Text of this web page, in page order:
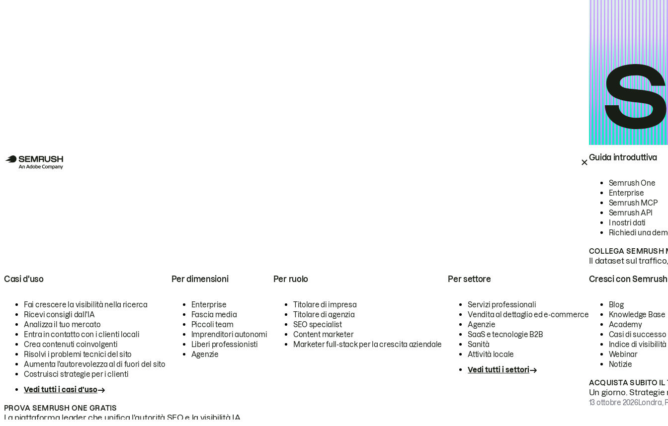
Guida introduttiva
Semrush One
Enterprise
Semrush MCP
Semrush API
I nostri dati
Richiedi una
COLLEGA SEMRUSH
Il dataset sul
Casi d'uso
Fai crescere la visibilità nella ricerca
Ricevi consigli dall'IA
Analizza il tuo mercato
Entra in contatto con i clienti locali
Crea contenuti coinvolgenti
Risolvi i problemi tecnici del sito
Aumenta l'autorevolezza al di fuori del sito
Costruisci strategie per i clienti
Vedi tutti i casi d'uso
Per dimensioni
Enterprise
Fascia media
Piccoli team
Imprenditori autonomi
Liberi professionisti
Agenzie
Per ruolo
Titolare di impresa
Titolare di agenzia
SEO specialist
Content marketer
Marketer full-stack per la crescita aziendale
Per settore
Servizi professionali
Vendita al dettaglio ed e-commerce
Agenzie
SaaS e tecnologie B2B
Sanità
Attività locale
Vedi tutti i settori
PROVA SEMRUSH ONE GRATIS
La piattaforma leader che unifica l'autorità SEO e la visibilità IA.
Cresci con Semrush
Blog
Knowledge Base
Academy
Casi di successo
Indice di visibilità
Webinar
Notizie
ACQUISTA SUBITO IL
Un giorno.
13 ottobre 2026Londra,